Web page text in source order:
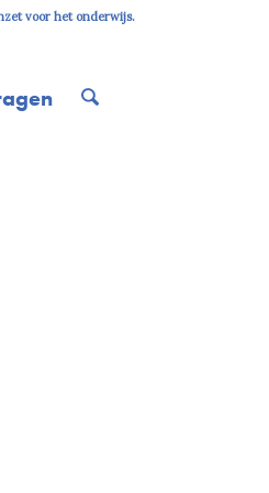
voor het onderwijs.